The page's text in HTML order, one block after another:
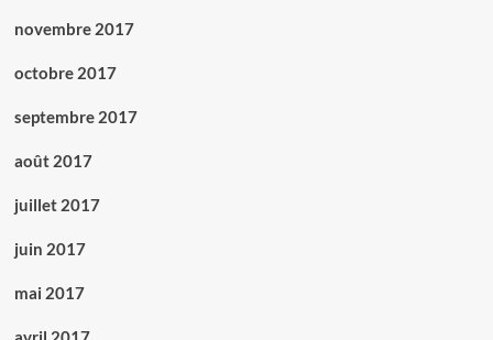
novembre 2017
octobre 2017
septembre 2017
août 2017
juillet 2017
juin 2017
mai 2017